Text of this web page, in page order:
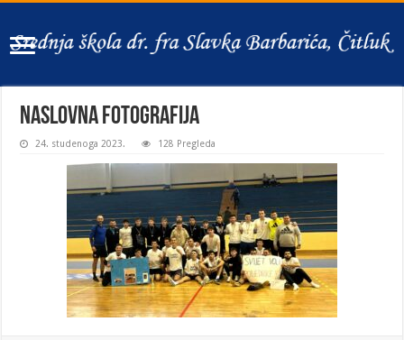
naslovna fotografija
24. studenoga 2023. 128 Pregleda